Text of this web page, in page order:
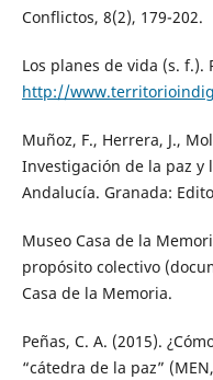
Conflictos, 8(2), 179-202.
Los planes de vida (s. f.).
http://
Muñoz, F., Herrera, J.,
Investigación de la paz y
Andalucía. Granada:
Museo Casa de la
propósito colectivo
Casa de la Memoria.
Peñas, C. A. (2015).
“cátedra de la paz”